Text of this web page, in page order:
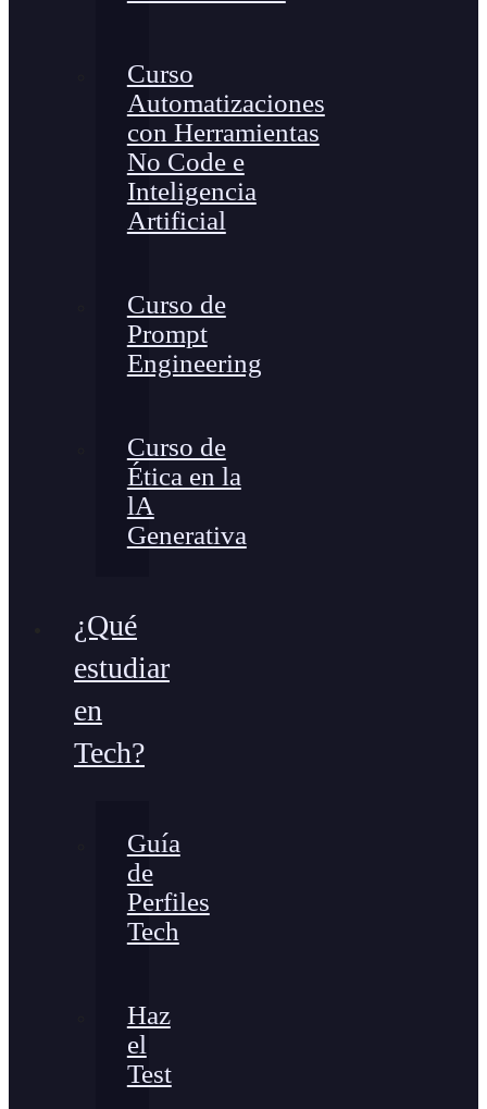
Curso
Automatizaciones
con Herramientas
No Code e
Inteligencia
Artificial
Curso de
Prompt
Engineering
Curso de
Ética en la
lA
Generativa
¿Qué
estudiar
en
Tech?
Guía
de
Perfiles
Tech
Haz
el
Test